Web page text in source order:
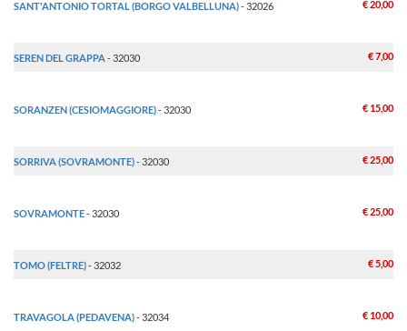
SANT'ANTONIO TORTAL (BORGO VALBELLUNA)- 32026 € 20,00
SEREN DEL GRAPPA- 32030 € 7,00
SORANZEN (CESIOMAGGIORE)- 32030 € 15,00
SORRIVA (SOVRAMONTE)- 32030 € 25,00
SOVRAMONTE- 32030 € 25,00
TOMO (FELTRE)- 32032 € 5,00
TRAVAGOLA (PEDAVENA)- 32034 € 10,00